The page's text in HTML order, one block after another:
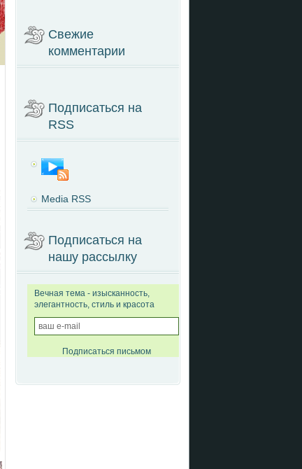
Свежие
комментарии
Подписаться на
RSS
Media RSS
Подписаться на
нашу рассылку
Вечная тема - изысканность,
элегантность, стиль и красота
Подписаться письмом